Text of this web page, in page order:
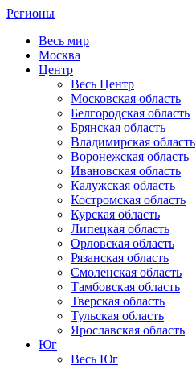
Регионы
Весь мир
Москва
Центр
Весь Центр
Московская область
Белгородская область
Брянская область
Владимирская область
Воронежская область
Ивановская область
Калужская область
Костромская область
Курская область
Липецкая область
Орловская область
Рязанская область
Смоленская область
Тамбовская область
Тверская область
Тульская область
Ярославская область
Юг
Весь Юг